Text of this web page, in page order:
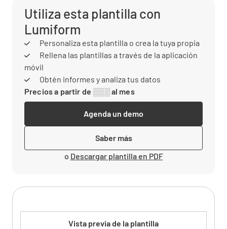
Utiliza esta plantilla con
Lumiform
Personaliza esta plantilla o crea la tuya propia
Rellena las plantillas a través de la aplicación
móvil
Obtén informes y analiza tus datos
Precios a partir de ░░░ al mes
Agenda un demo
Saber más
o Descargar plantilla en PDF
Vista previa de la plantilla